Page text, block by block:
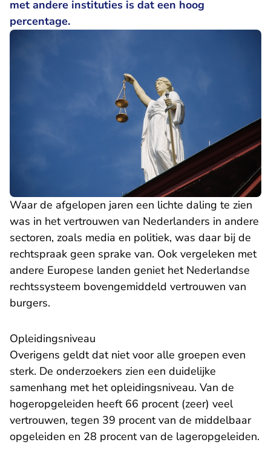
met andere instituties is dat een hoog
percentage.
Waar de afgelopen jaren een lichte daling te zien
was in het vertrouwen van Nederlanders in andere
sectoren, zoals media en politiek, was daar bij de
rechtspraak geen sprake van. Ook vergeleken met
andere Europese landen geniet het Nederlandse
rechtssysteem bovengemiddeld vertrouwen van
burgers.
Opleidingsniveau
Overigens geldt dat niet voor alle groepen even
sterk. De onderzoekers zien een duidelijke
samenhang met het opleidingsniveau. Van de
hogeropgeleiden heeft 66 procent (zeer) veel
vertrouwen, tegen 39 procent van de middelbaar
opgeleiden en 28 procent van de lageropgeleiden.